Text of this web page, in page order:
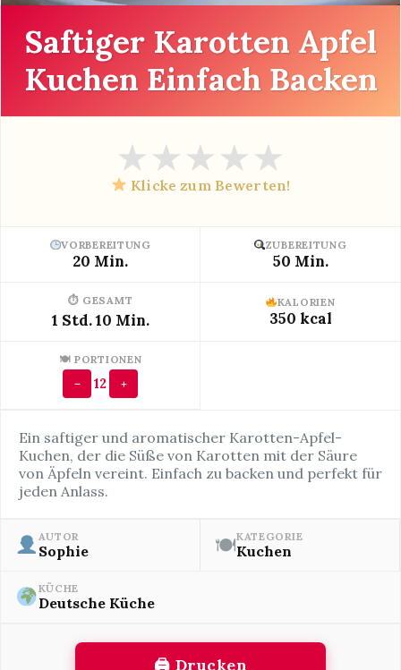
Saftiger Karotten Apfel
Kuchen Einfach Backen
★★★★★
Klicke zum Bewerten!
VORBEREITUNG
20 Min.
ZUBEREITUNG
50 Min.
⏱ GESAMT
1 Std. 10 Min.
KALORIEN
350 kcal
🍽 PORTIONEN
− 12 +
Ein saftiger und aromatischer Karotten-Apfel-
Kuchen, der die Süße von Karotten mit der Säure
von Äpfeln vereint. Einfach zu backen und perfekt für
jeden Anlass.
AUTOR
Sophie 🍽KATEGORIE
Kuchen
KÜCHE
Deutsche Küche
🖨 Drucken